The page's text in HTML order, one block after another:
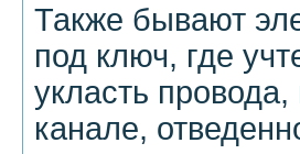
Также бывают
под ключ, где
укласть
канале,